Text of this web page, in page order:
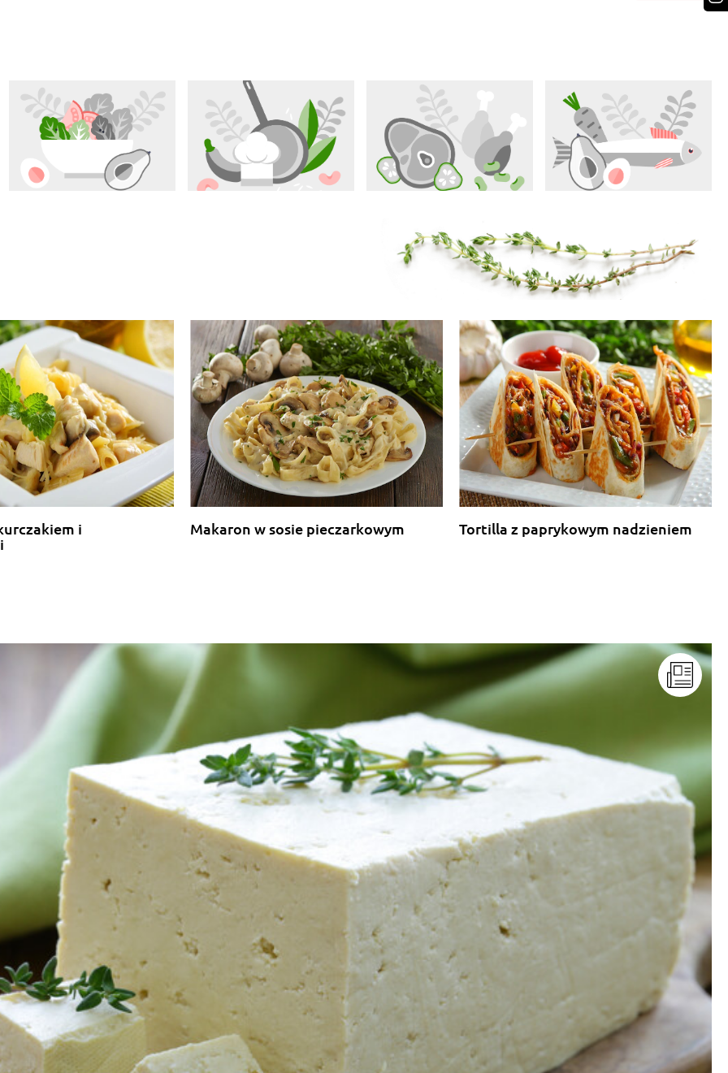
grzanek..
Odpowiedz
swojsko.
Odpowiedz
Odpowiedz
Knorr :-(
Odpowiedz
i
Makaron w sosie pieczarkowym Tortilla z paprykowym nadzieniem